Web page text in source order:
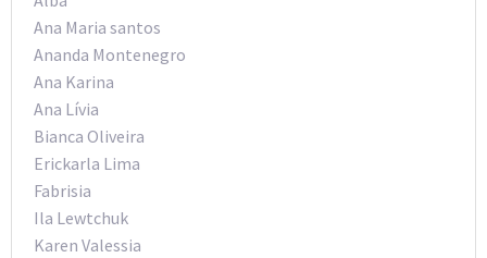
Ana Maria santos
Ananda Montenegro
Ana Karina
Ana Lívia
Bianca Oliveira
Erickarla Lima
Fabrisia
Ila Lewtchuk
Karen Valessia